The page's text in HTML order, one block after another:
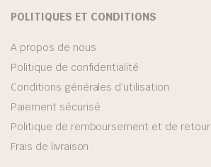
POLITIQUES ET CONDITIONS
A propos de nous
Politique de confidentialité
Conditions générales d’utilisation
Paiement sécurisé
Politique de remboursement et de retour
Frais de livraison